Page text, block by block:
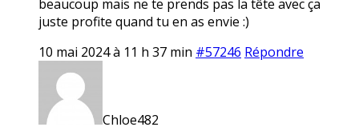
beaucoup mais ne te prends pas la tête avec ça
juste profite quand tu en as envie :)
10 mai 2024 à 11 h 37 min #57246 Répondre
Chloe482